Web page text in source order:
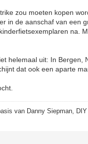
zou moeten kopen
in de aanschaf van een
na.
helemaal uit: In
dat ook een aparte
van Danny Siepman,